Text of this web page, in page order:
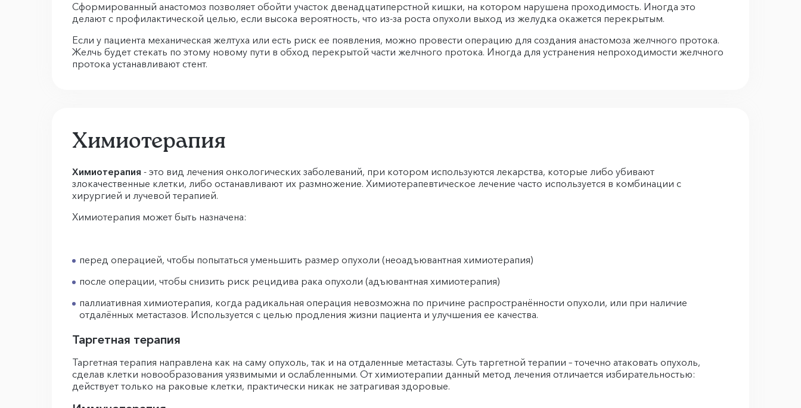
Сформированный анастомоз позволяет обойти участок двенадцатиперстной кишки, на котором нарушена проходимость. Иногда это
делают с профилактической целью, если высока вероятность, что из-за роста опухоли выход из желудка окажется перекрытым.
Если у пациента механическая желтуха или есть риск ее появления, можно провести операцию для создания анастомоза желчного протока.
Желчь будет стекать по этому новому пути в обход перекрытой части желчного протока. Иногда для устранения непроходимости желчного
протока устанавливают стент.
Химиотерапия
Химиотерапия - это вид лечения онкологических заболеваний, при котором используются лекарства, которые либо убивают
злокачественные клетки, либо останавливают их размножение. Химиотерапевтическое лечение часто используется в комбинации с
хирургией и лучевой терапией.
Химиотерапия может быть назначена:
перед операцией, чтобы попытаться уменьшить размер опухоли (неоадъювантная химиотерапия)
после операции, чтобы снизить риск рецидива рака опухоли (адъювантная химиотерапия)
паллиативная химиотерапия, когда радикальная операция невозможна по причине распространённости опухоли, или при наличие
отдалённых метастазов. Используется с целью продления жизни пациента и улучшения ее качества.
Таргетная терапия
Таргетная терапия направлена как на саму опухоль, так и на отдаленные метастазы. Суть таргетной терапии – точечно атаковать опухоль,
сделав клетки новообразования уязвимыми и ослабленными. От химиотерапии данный метод лечения отличается избирательностью:
действует только на раковые клетки, практически никак не затрагивая здоровые.